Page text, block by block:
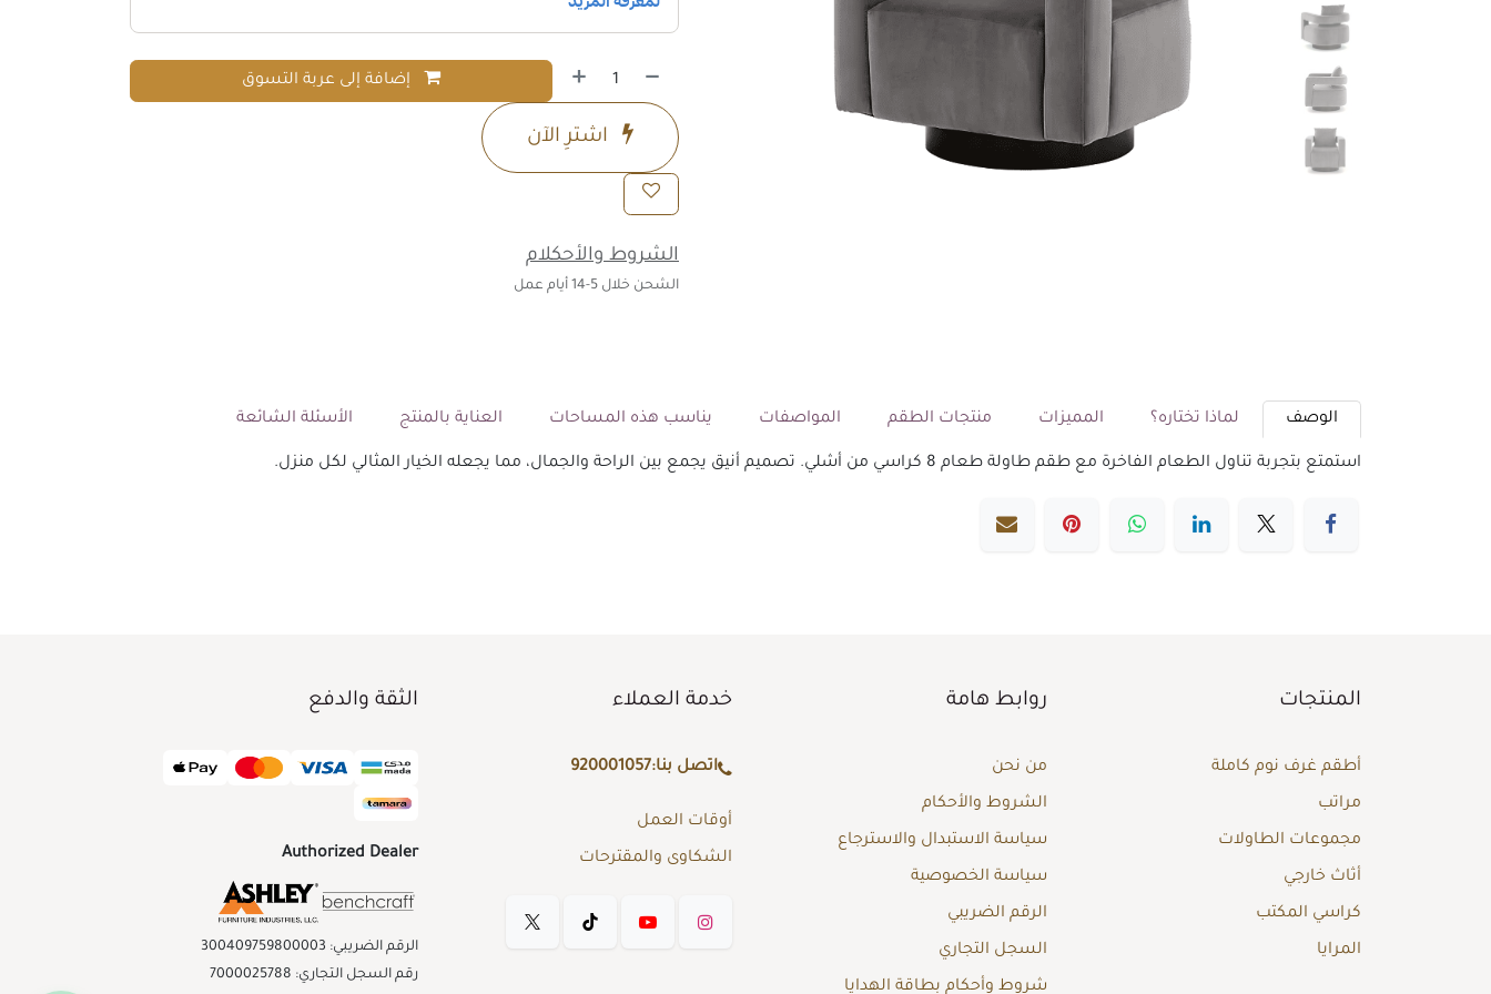
إضافة إلى عربة التسوق
اشترِ الآن
الشروط والأحكلام
الشحن خلال 5-14 أيام عمل
الوصف لماذا تختاره؟ المميزات منتجات الطقم المواصفات يناسب هذه المساحات العناية بالمنتج الأسئلة الشائعة
استمتع بتجربة تناول الطعام الفاخرة مع طقم طاولة طعام 8 كراسي من أشلي. تصميم أنيق يجمع بين الراحة والجمال، مما يجعله الخيار المثالي لكل منزل.
المنتجات
أطقم غرف نوم كاملة
مراتب
مجموعات الطاولات
أثاث خارجي
كراسي المكتب
المرايا
روابط هامة
من نحن
الشروط والأحكام
سياسة الاستبدال والاسترجاع
سياسة الخصوصية
الرقم الضريبي
السجل التجاري
شروط وأحكام بطاقة الهدايا
خدمة العملاء
اتصل بنا:920001057
أوقات العمل
الشكاوى والمقترحات
الثقة والدفع
Authorized Dealer
الرقم الضريبي: 300409759800003
رقم السجل التجاري: 7000025788